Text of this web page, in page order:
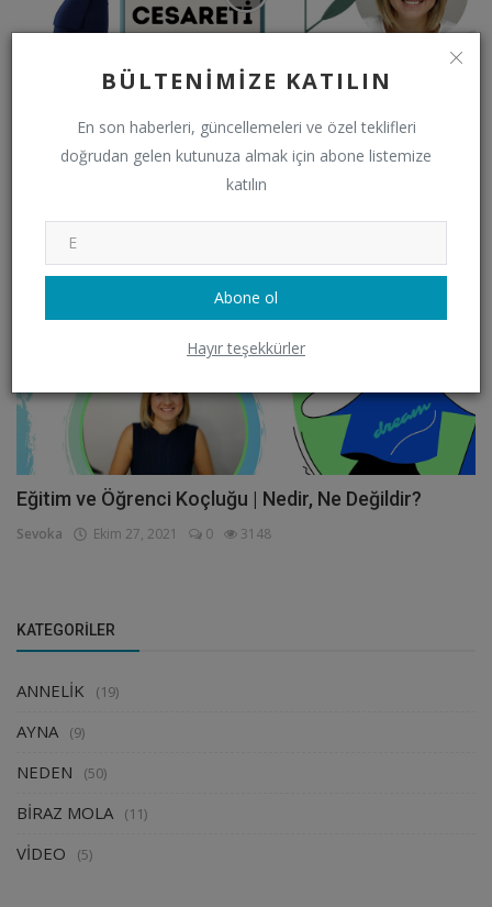
BÜLTENIMIZE KATILIN
En son haberleri, güncellemeleri ve özel teklifleri
doğrudan gelen kutunuza almak için abone listemize
katılın
Abone ol
Hayır teşekkürler
Deneme Cesareti | Sevo & Nes Sohbetleri | Vlog
2943
VİDEO
Eğitim ve Öğrenci Koçluğu | Nedir, Ne Değildir?
Sevoka Ekim 27, 2021 0 3148
KATEGORILER
ANNELİK (19)
AYNA (9)
NEDEN (50)
BİRAZ MOLA (11)
VİDEO (5)